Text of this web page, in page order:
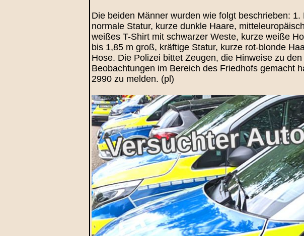
Die beiden Männer wurden wie folgt beschrieben:
normale Statur, kurze dunkle Haare,
weißes T-Shirt mit schwarzer Weste, kurze weiße
bis 1,85 m groß, kräftige Statur, kurze rot-blonde
Hose. Die Polizei bittet Zeugen, die Hinweise zu
Beobachtungen im Bereich des Friedhofs gemacht
2990 zu melden. (pl)